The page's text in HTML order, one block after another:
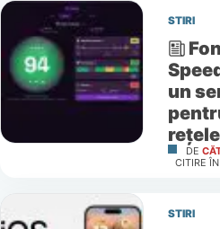
STIRI
un
DE
CITIRE ÎN
STIRI